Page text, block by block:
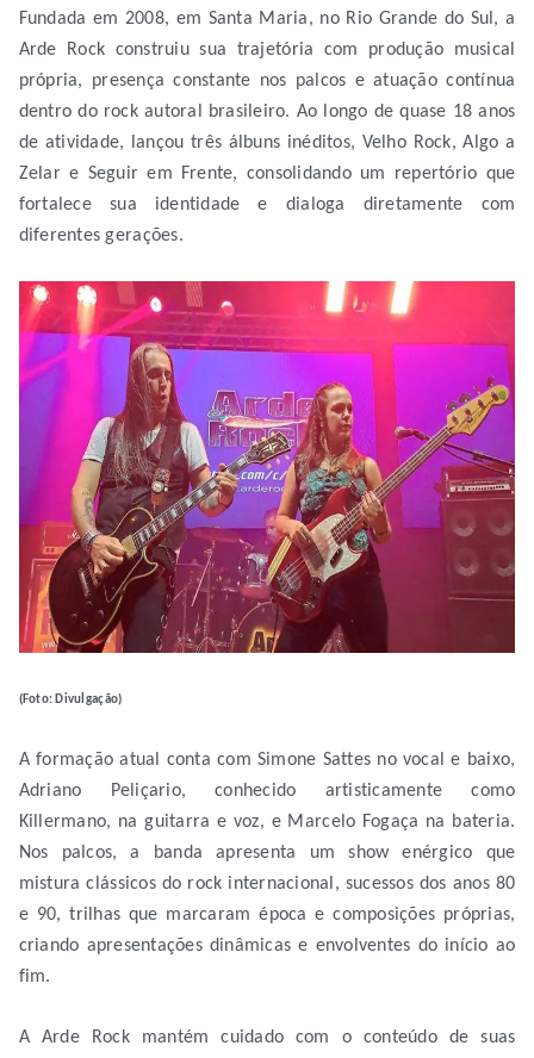
Fundada em 2008, em Santa Maria, no Rio Grande do Sul, a
Arde Rock construiu sua trajetória com produção musical
própria, presença constante nos palcos e atuação contínua
dentro do rock autoral brasileiro. Ao longo de quase 18 anos
de atividade, lançou três álbuns inéditos, Velho Rock, Algo a
Zelar e Seguir em Frente, consolidando um repertório que
fortalece sua identidade e dialoga diretamente com
diferentes gerações.
(Foto: Divulgação)
A formação atual conta com Simone Sattes no vocal e baixo,
Adriano Peliçario, conhecido artisticamente como
Killermano, na guitarra e voz, e Marcelo Fogaça na bateria.
Nos palcos, a banda apresenta um show enérgico que
mistura clássicos do rock internacional, sucessos dos anos 80
e 90, trilhas que marcaram época e composições próprias,
criando apresentações dinâmicas e envolventes do início ao
fim.
A Arde Rock mantém cuidado com o conteúdo de suas